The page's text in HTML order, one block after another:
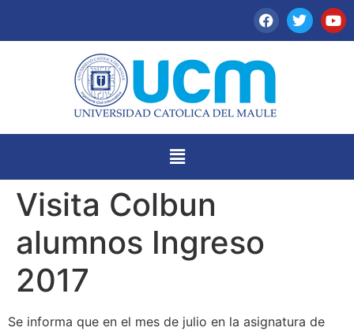
Visita Colbun
alumnos Ingreso
2017
Se informa que en el mes de julio en la asignatura de